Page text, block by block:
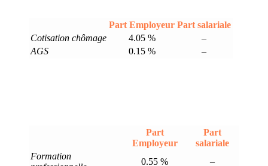
Part Employeur Part salariale
Cotisation chômage
4.05 %
–
AGS
0.15 % –
Part
Employeur
Part
salariale
Formation
0.55 %
–